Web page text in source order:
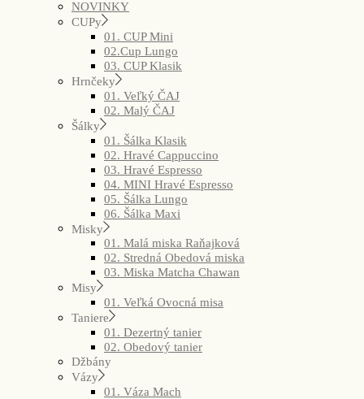
NOVINKY
CUPy
01. CUP Mini
02.Cup Lungo
03. CUP Klasik
Hrnčeky
01. Veľký ČAJ
02. Malý ČAJ
Šálky
01. Šálka Klasik
02. Hravé Cappuccino
03. Hravé Espresso
04. MINI Hravé Espresso
05. Šálka Lungo
06. Šálka Maxi
Misky
01. Malá miska Raňajková
02. Stredná Obedová miska
03. Miska Matcha Chawan
Misy
01. Veľká Ovocná misa
Taniere
01. Dezertný tanier
02. Obedový tanier
Džbány
Vázy
01. Váza Mach